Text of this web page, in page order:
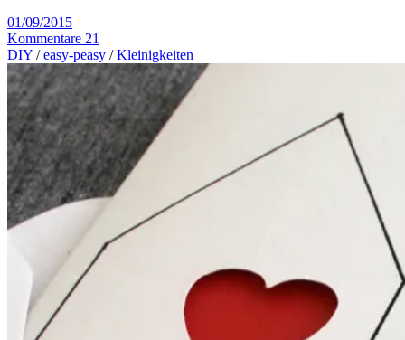
01/09/2015
Kommentare 21
DIY /easy-peasy /Kleinigkeiten